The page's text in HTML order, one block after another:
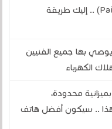
Doom الأصلية داخل برنامج الرسام (Paint) .. إليك طريقة
بها جميع الفنيين
الكهرباء
محدودة،
.. سيكون أفضل هاتف